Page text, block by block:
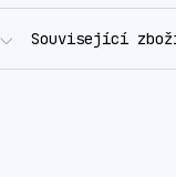
Související